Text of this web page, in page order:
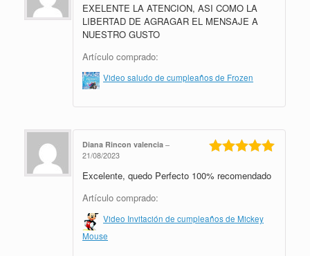
Valorado en
5de 5
EXELENTE LA ATENCION, ASI COMO LA
LIBERTAD DE AGRAGAR EL MENSAJE A
NUESTRO GUSTO
Artículo comprado:
Video saludo de cumpleaños de Frozen
5 de 5
Diana Rincon valencia –
21/08/2023
Excelente, quedo Perfecto 100% recomendado
Artículo comprado:
Video Invitación de cumpleaños de Mickey
Mouse